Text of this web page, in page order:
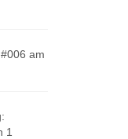
#006 am
1